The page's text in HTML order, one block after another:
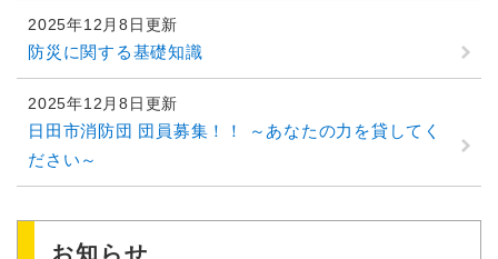
2025年12月8日更新
防災に関する基礎知識
2025年12月8日更新
日田市消防団 団員募集！！ ～あなたの力を貸してく
ださい～
お知らせ